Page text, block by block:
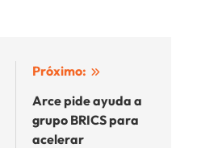
Próximo:
Arce pide ayuda a
grupo BRICS para
acelerar